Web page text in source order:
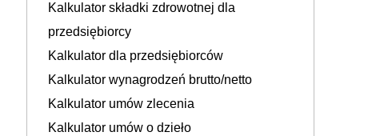
Kalkulator składki zdrowotnej dla
przedsiębiorcy
Kalkulator dla przedsiębiorców
Kalkulator wynagrodzeń brutto/netto
Kalkulator umów zlecenia
Kalkulator umów o dzieło